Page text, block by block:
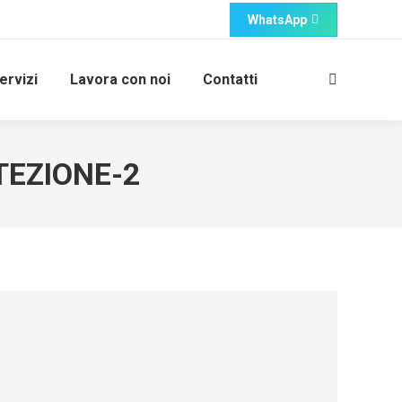
WhatsApp
Lavora con noi Contatti Cerca:
2